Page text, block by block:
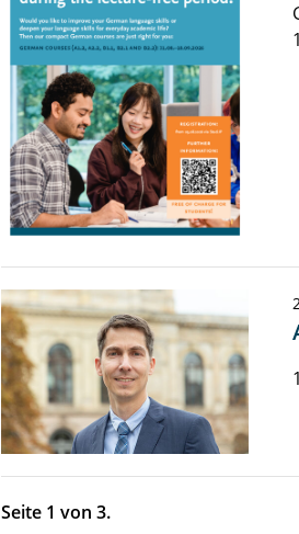
Seite 1 von 3.